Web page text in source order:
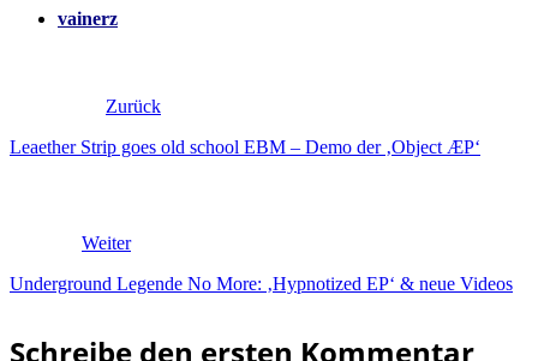
vainerz
Zurück
Leaether Strip goes old school EBM – Demo der ‚Object ÆP‘
Weiter
Underground Legende No More: ‚Hypnotized EP‘ & neue Videos
Schreibe den ersten Kommentar